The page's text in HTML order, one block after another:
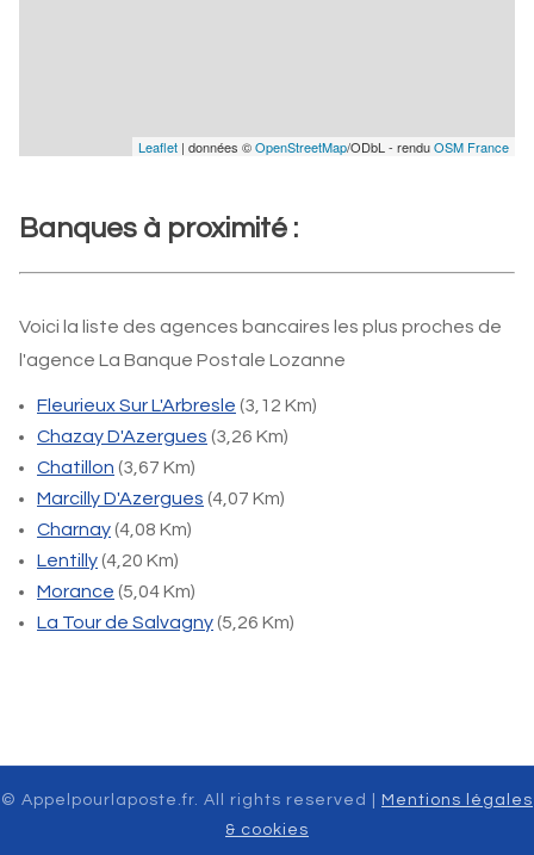
Leaflet | données ©OpenStreetMap/ODbL - renduOSM France
Banques à proximité :
Voici la liste des agences bancaires les plus proches de
l'agence La Banque Postale Lozanne
Fleurieux Sur L'Arbresle (3,12 Km)
Chazay D'Azergues (3,26 Km)
Chatillon (3,67 Km)
Marcilly D'Azergues (4,07 Km)
Charnay(4,08 Km)
Lentilly(4,20 Km)
Morance (5,04 Km)
La Tour de Salvagny(5,26 Km)
© Appelpourlaposte.fr. All rights reserved |
Mentions légales
& cookies